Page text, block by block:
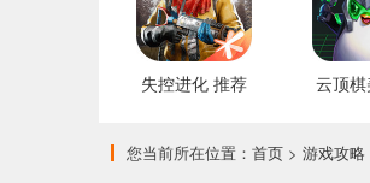
失控进化 推荐
您当前所在位置： 首页 > 游戏攻略